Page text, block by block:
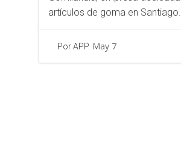
artículos de goma en Santiago.
Por APP. May 7